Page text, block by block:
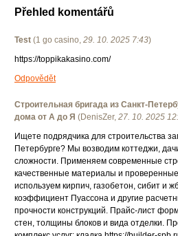
Přehled komentářů
Test (1 go casino, 29. 10. 2025 7:43)
https://toppikakasino.com/
Odpovědět
Строительная бригада из Санкт-
дома от А до Я (DenisZer, 27. 10. 2025
Ищете подрядчика для строительства
Петербурге? Мы возводим коттеджи,
сложности. Применяем современные
качественные материалы и
используем кирпич, газобетон, сибит и
коэффициент Пуассона и другие
прочности конструкций. Прайс-лист
стен, толщины блоков и вида отделки.